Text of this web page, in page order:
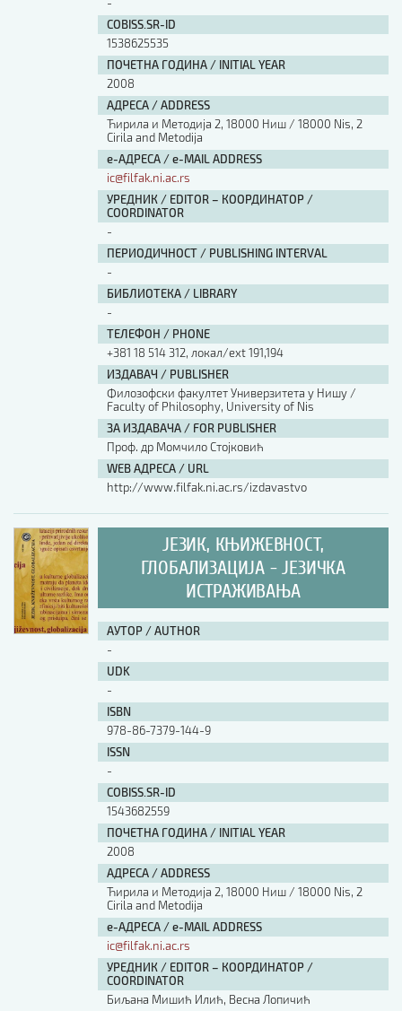
COBISS.SR-ID
1538625535
ПОЧЕТНА ГОДИНА / INITIAL YEAR
2008
АДРЕСА / ADDRESS
Ћирила и Методија 2, 18000 Ниш / 18000 Nis, 2
Cirila and Metodija
е-АДРЕСА / e-MAIL ADDRESS
ic@filfak.ni.ac.rs
УРЕДНИК / EDITOR – КООРДИНАТОР /
COORDINATOR
-
ПЕРИОДИЧНОСТ / PUBLISHING INTERVAL
-
БИБЛИОТЕКА / LIBRARY
-
ТЕЛЕФОН / PHONE
+381 18 514 312, локал/ext 191,194
ИЗДАВАЧ / PUBLISHER
Филозофски факултет Универзитета у Нишу /
Faculty of Philosophy, University of Nis
ЗА ИЗДАВАЧА / FOR PUBLISHER
Проф. др Момчило Стојковић
WEB АДРЕСА / URL
http://www.filfak.ni.ac.rs/izdavastvo
ЈЕЗИК, КЊИЖЕВНОСТ,
ГЛОБАЛИЗАЦИЈА - ЈЕЗИЧКА
ИСТРАЖИВАЊА
АУТОР / AUTHOR
-
UDK
-
ISBN
978-86-7379-144-9
ISSN
-
COBISS.SR-ID
1543682559
ПОЧЕТНА ГОДИНА / INITIAL YEAR
2008
АДРЕСА / ADDRESS
Ћирила и Методија 2, 18000 Ниш / 18000 Nis, 2
Cirila and Metodija
е-АДРЕСА / e-MAIL ADDRESS
ic@filfak.ni.ac.rs
УРЕДНИК / EDITOR – КООРДИНАТОР /
COORDINATOR
Биљана Мишић Илић, Весна Лопичић